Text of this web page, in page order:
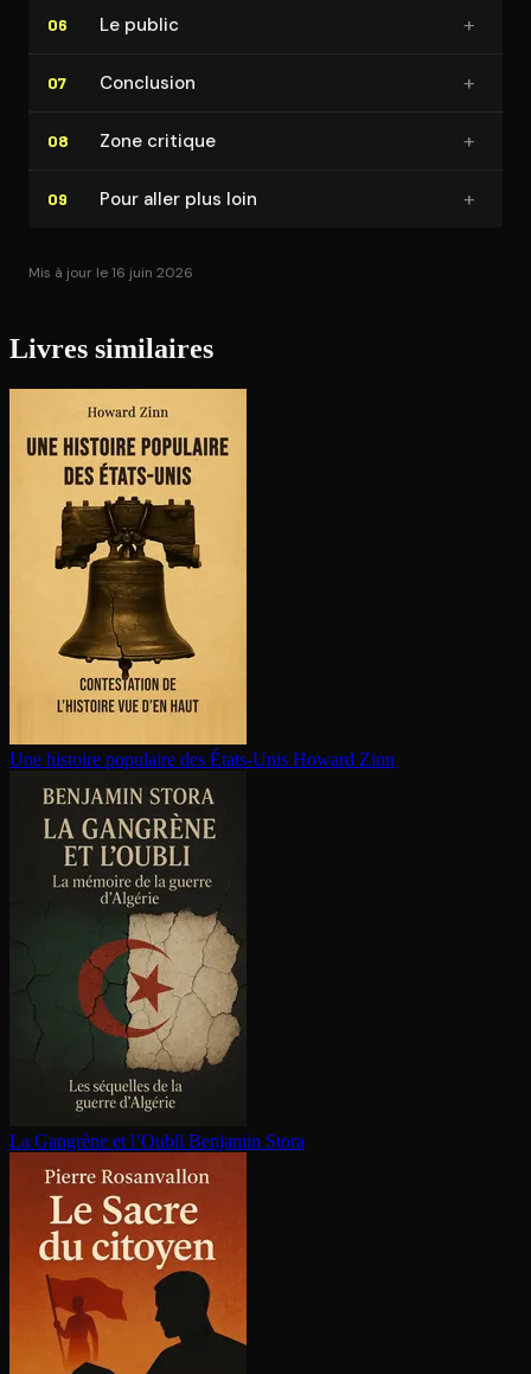
06 Le public +
07 Conclusion +
08 Zone critique +
09 Pour aller plus loin +
Mis à jour le 16 juin 2026
Livres similaires
Une histoire populaire des États-Unis Howard Zinn
La Gangrène et l’Oubli Benjamin Stora